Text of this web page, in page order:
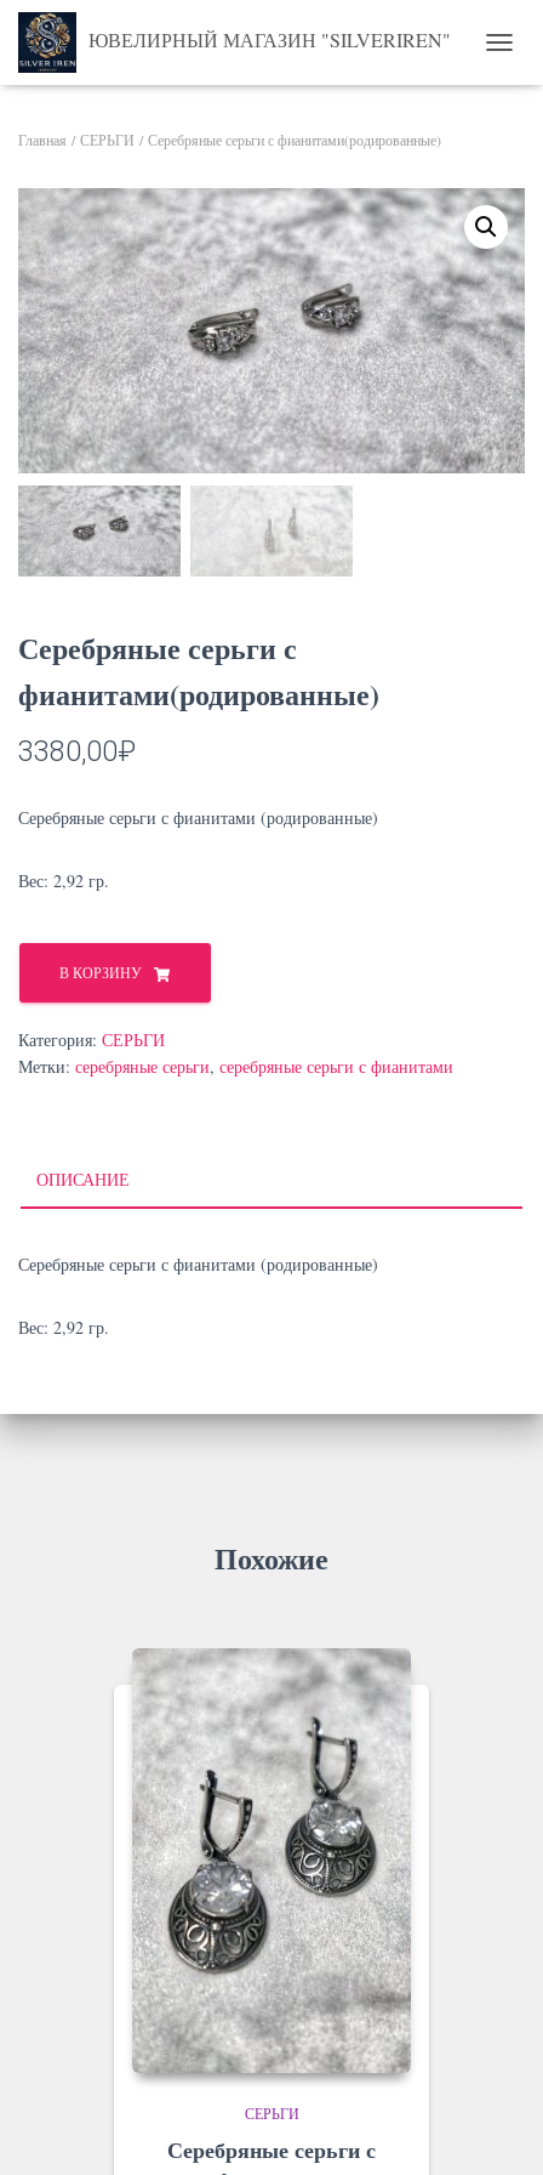
ЮВЕЛИРНЫЙ МАГАЗИН "SILVERIREN"
Главная /СЕРЬГИ / Серебряные серьги с фианитами(родированные)
Серебряные серьги с
фианитами(родированные)
3380,00₽
Серебряные серьги с фианитами (родированные)
Вес: 2,92 гр.
Количество
товара
Серебряные
с
фианитами(родированные)
В КОРЗИНУ
Категория: СЕРЬГИ
Метки: серебряные серьги, серебряные серьги с фианитами
ОПИСАНИЕ
Серебряные серьги с фианитами (родированные)
Вес: 2,92 гр.
Похожие
СЕРЬГИ
Серебряные серьги с